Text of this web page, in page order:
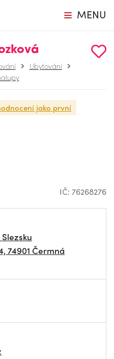
MENU
Ubytování
jako první
IČ: 76268276
74901 Čermná